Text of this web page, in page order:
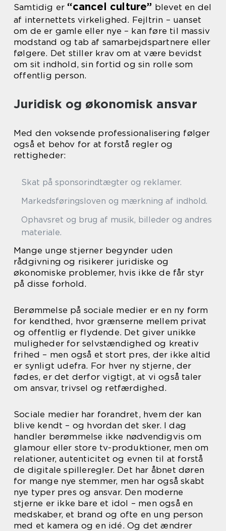
Samtidig er “cancel culture” blevet en del
af internettets virkelighed. Fejltrin – uanset
om de er gamle eller nye – kan føre til massiv
modstand og tab af samarbejdspartnere eller
følgere. Det stiller krav om at være bevidst
om sit indhold, sin fortid og sin rolle som
offentlig person.
Juridisk og økonomisk ansvar
Med den voksende professionalisering følger
også et behov for at forstå regler og
rettigheder:
Skat på sponsorindtægter og reklamer.
Markedsføringsloven og mærkning af indhold.
Ophavsret og brug af musik, billeder og andres
materiale.
Mange unge stjerner begynder uden
rådgivning og risikerer juridiske og
økonomiske problemer, hvis ikke de får styr
på disse forhold.
Berømmelse på sociale medier er en ny form
for kendthed, hvor grænserne mellem privat
og offentlig er flydende. Det giver unikke
muligheder for selvstændighed og kreativ
frihed – men også et stort pres, der ikke altid
er synligt udefra. For hver ny stjerne, der
fødes, er det derfor vigtigt, at vi også taler
om ansvar, trivsel og retfærdighed.
Sociale medier har forandret, hvem der kan
blive kendt – og hvordan det sker. I dag
handler berømmelse ikke nødvendigvis om
glamour eller store tv-produktioner, men om
relationer, autenticitet og evnen til at forstå
de digitale spilleregler. Det har åbnet døren
for mange nye stemmer, men har også skabt
nye typer pres og ansvar. Den moderne
stjerne er ikke bare et idol – men også en
medskaber, et brand og ofte en ung person
med et kamera og en idé. Og det ændrer